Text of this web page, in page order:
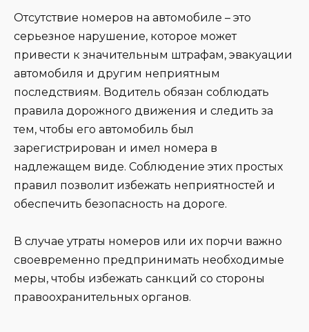
Отсутствие номеров на автомобиле – это
серьезное нарушение, которое может
привести к значительным штрафам, эвакуации
автомобиля и другим неприятным
последствиям. Водитель обязан соблюдать
правила дорожного движения и следить за
тем, чтобы его автомобиль был
зарегистрирован и имел номера в
надлежащем виде. Соблюдение этих простых
правил позволит избежать неприятностей и
обеспечить безопасность на дороге.
В случае утраты номеров или их порчи важно
своевременно предпринимать необходимые
меры, чтобы избежать санкций со стороны
правоохранительных органов.